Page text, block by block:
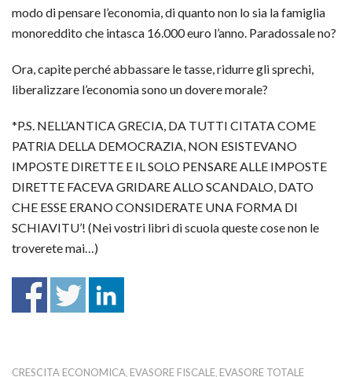
modo di pensare l’economia, di quanto non lo sia la famiglia
monoreddito che intasca 16.000 euro l’anno. Paradossale no?
Ora, capite perché abbassare le tasse, ridurre gli sprechi,
liberalizzare l’economia sono un dovere morale?
*P.S. NELL’ANTICA GRECIA, DA TUTTI CITATA COME
PATRIA DELLA DEMOCRAZIA, NON ESISTEVANO
IMPOSTE DIRETTE E IL SOLO PENSARE ALLE IMPOSTE
DIRETTE FACEVA GRIDARE ALLO SCANDALO, DATO
CHE ESSE ERANO CONSIDERATE UNA FORMA DI
SCHIAVITU’! (Nei vostri libri di scuola queste cose non le
troverete mai…)
CRESCITA ECONOMICA EVASORE FISCALE EVASORE TOTALE